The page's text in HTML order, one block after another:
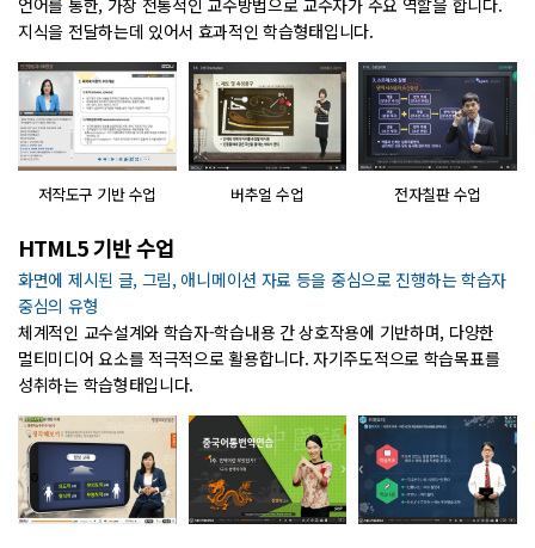
언어를 통한, 가장 전통적인 교수방법으로 교수자가 주요 역할을 합니다.
지식을 전달하는데 있어서 효과적인 학습형태입니다.
저작도구 기반 수업 버추얼 수업 전자칠판 수업
HTML5 기반 수업
화면에 제시된 글, 그림, 애니메이션 자료 등을 중심으로 진행하는 학습자
중심의 유형
체계적인 교수설계와 학습자-학습내용 간 상호작용에 기반하며, 다양한
멀티미디어 요소를 적극적으로 활용합니다. 자기주도적으로 학습목표를
성취하는 학습형태입니다.